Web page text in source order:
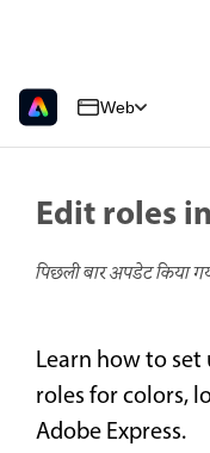
Web
Edit roles
पिछली बार अपडेट किया
Learn how to
roles for colors,
Adobe Express.